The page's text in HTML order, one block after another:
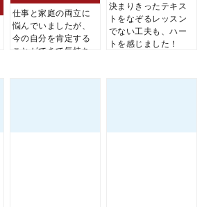
仕事と家庭の両立に
悩んでいましたが、
今の自分を肯定する
ことができて気持ち
決まりきったテキス
トをなぞるレッスン
でない工夫も、ハー
トを感じました！